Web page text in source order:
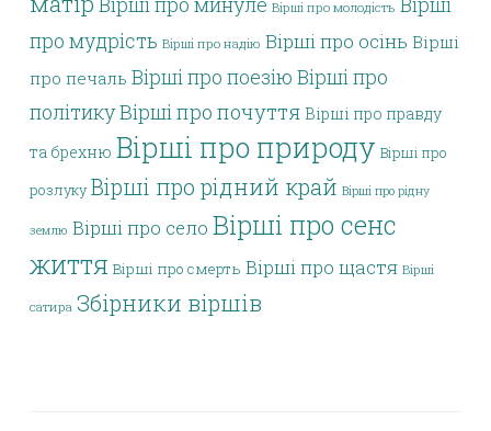
Вірші про молодість
про мудрість Вірші про надію Вірші про осінь Вірші
про печаль Вірші про поезію Вірші про
політикуВірші про почуття Вірші про правду
та брехню Вірші про природу Вірші про
розлуку Вірші про рідний край Вірші про рідну
землю Вірші про село Вірші про сенс
життя Вірші про смерть Вірші про щастя Вірші
сатира Збірники віршів